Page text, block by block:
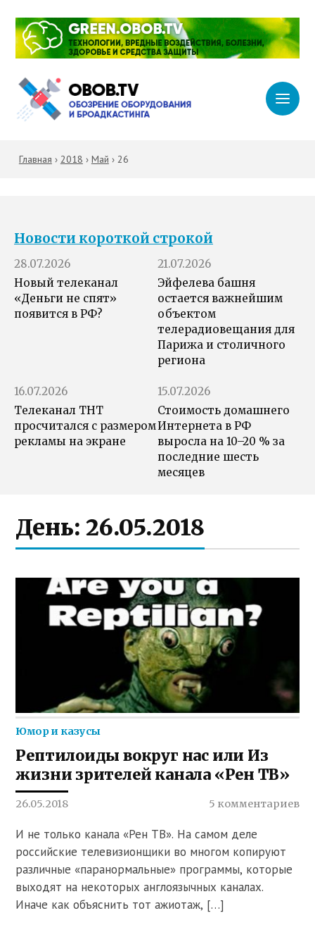
Главная › 2018 › Май › 26
Новости короткой строкой
28.07.2026
Новый телеканал
«Деньги не спят»
появится в РФ?
21.07.2026
Эйфелева башня
остается важнейшим
объектом
телерадиовещания для
Парижа и столичного
региона
16.07.2026
Телеканал ТНТ
просчитался с размером
рекламы на экране
15.07.2026
Стоимость домашнего
Интернета в РФ
выросла на 10–20 % за
последние шесть
месяцев
День:26.05.2018
Юмор и казусы
Рептилоиды вокруг нас или Из
жизни зрителей канала «Рен ТВ»
26.05.2018 5 комментариев
И не только канала «Рен ТВ». На самом деле
российские телевизионщики во многом копируют
различные «паранормальные» программы, которые
выходят на некоторых англоязычных каналах.
Иначе как объяснить тот ажиотаж, […]